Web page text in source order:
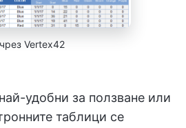
чрез Vertex42
удобни за ползване или
таблици се